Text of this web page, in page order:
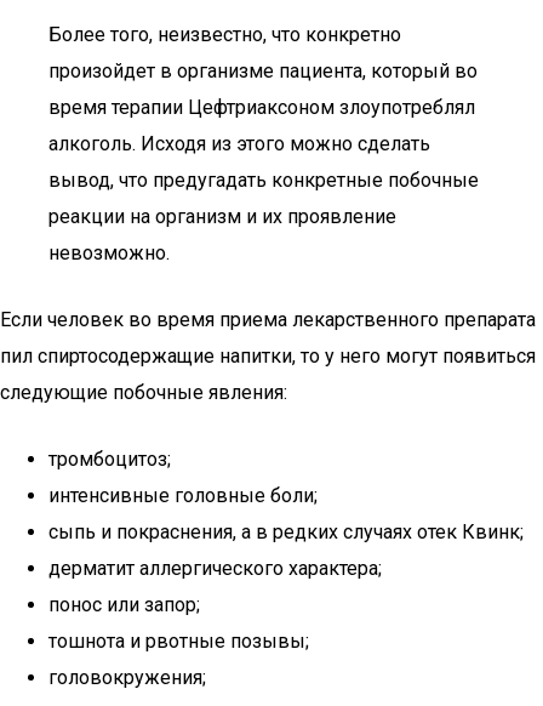
Более того, неизвестно, что конкретно
произойдет в организме пациента, который во
время терапии Цефтриаксоном злоупотреблял
алкоголь. Исходя из этого можно сделать
вывод, что предугадать конкретные побочные
реакции на организм и их проявление
невозможно.
Если человек во время приема лекарственного препарата
пил спиртосодержащие напитки, то у него могут появиться
следующие побочные явления:
тромбоцитоз;
интенсивные головные боли;
сыпь и покраснения, а в редких случаях отек Квинк;
дерматит аллергического характера;
понос или запор;
тошнота и рвотные позывы;
головокружения;